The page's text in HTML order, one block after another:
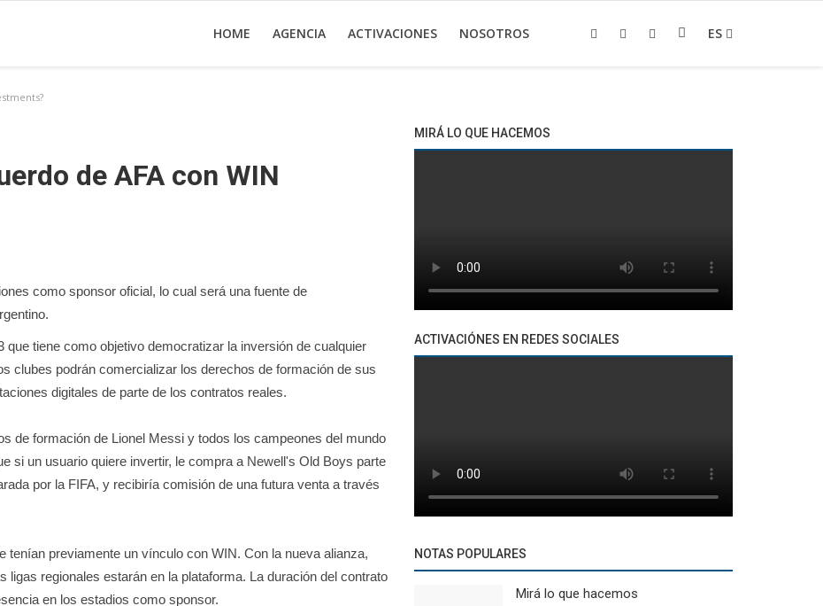
HOME AGENCIA ACTIVACIONES NOSOTROS ES
de AFA con WIN
como sponsor oficial, lo cual será una fuente de
tiene como objetivo democratizar la inversión de cualquier
clubes podrán comercializar los derechos de formación de sus
digitales de parte de los contratos reales.
de formación de Lionel Messi y todos los campeones del mundo
si un usuario quiere invertir, le compra a Newell's Old Boys parte
por la FIFA, y recibiría comisión de una futura venta a través
tenían previamente un vínculo con WIN. Con la nueva alianza,
regionales estarán en la plataforma. La duración del contrato
en los estadios como sponsor.
MIRÁ LO QUE HACEMOS
ACTIVACIÓNES EN REDES SOCIALES
NOTAS POPULARES
Mirá lo que hacemos